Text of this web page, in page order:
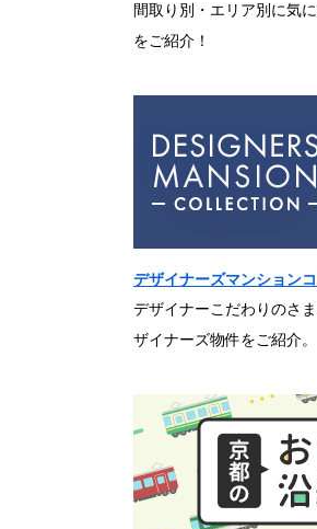
間取り別・エリア別に気
をご紹介！
デザイナーズマンション
デザイナーこだわりのさ
ザイナーズ物件をご紹介。